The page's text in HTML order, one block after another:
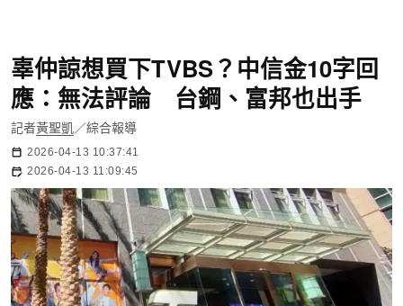
辜仲諒想買下TVBS？中信金10字回
應：無法評論 台鋼、富邦也出手
記者黃聖凱／綜合報導
2026-04-13 10:37:41
2026-04-13 11:09:45